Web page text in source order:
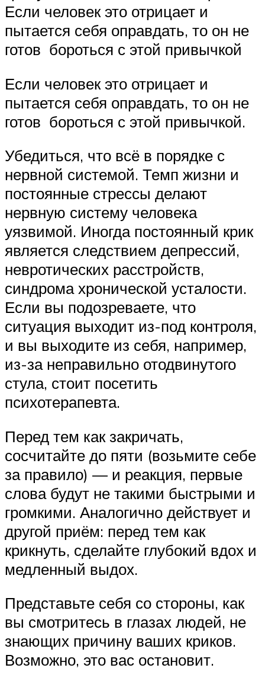
Если человек это отрицает и
пытается себя оправдать, то он не
готов бороться с этой привычкой
Если человек это отрицает и
пытается себя оправдать, то он не
готов бороться с этой привычкой.
Убедиться, что всё в порядке с
нервной системой. Темп жизни и
постоянные стрессы делают
нервную систему человека
уязвимой. Иногда постоянный крик
является следствием депрессий,
невротических расстройств,
синдрома хронической усталости.
Если вы подозреваете, что
ситуация выходит из-под контроля,
и вы выходите из себя, например,
из-за неправильно отодвинутого
стула, стоит посетить
психотерапевта.
Перед тем как закричать,
сосчитайте до пяти (возьмите себе
за правило) — и реакция, первые
слова будут не такими быстрыми и
громкими. Аналогично действует и
другой приём: перед тем как
крикнуть, сделайте глубокий вдох и
медленный выдох.
Представьте себя со стороны, как
вы смотритесь в глазах людей, не
знающих причину ваших криков.
Возможно, это вас остановит.